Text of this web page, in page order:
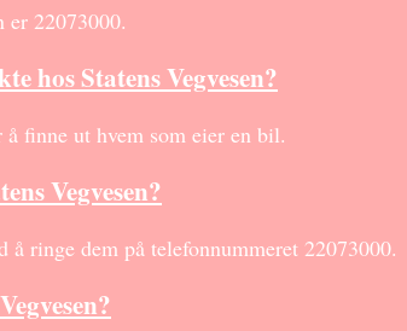
er 22073000.
hos Statens Vegvesen?
å finne ut hvem som eier en bil.
Vegvesen?
å ringe dem på telefonnummeret 22073000.